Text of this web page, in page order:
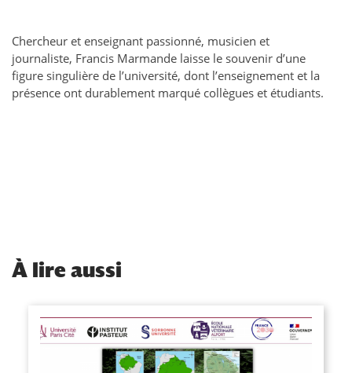
Chercheur et enseignant passionné, musicien et
journaliste, Francis Marmande laisse le souvenir d’une
figure singulière de l’université, dont l’enseignement et la
présence ont durablement marqué collègues et étudiants.
À lire aussi